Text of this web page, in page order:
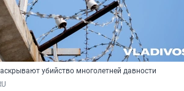
убийство многолетней давности